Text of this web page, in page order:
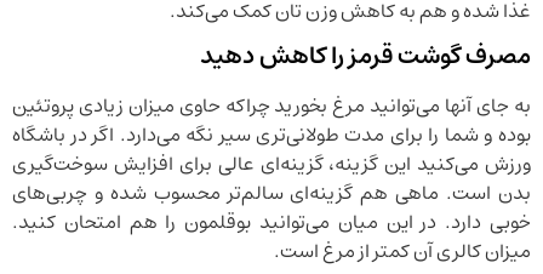
غذا شده و هم به کاهش وزن تان کمک می‌کند.
مصرف گوشت قرمز را کاهش دهید
به جای آنها می‌توانید مرغ بخورید چراکه حاوی میزان زیادی پروتئین
بوده و شما را برای مدت طولانی‌تری سیر نگه می‌دارد. اگر در باشگاه
ورزش می‌کنید این گزینه، گزینه‌ای عالی برای افزایش سوخت‌گیری
بدن است. ماهی هم گزینه‌ای سالم‌تر محسوب شده و چربی‌های
خوبی دارد. در این میان می‌توانید بوقلمون را هم امتحان کنید.
میزان کالری آن کمتر از مرغ است.